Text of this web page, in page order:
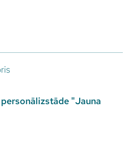
"Jauna